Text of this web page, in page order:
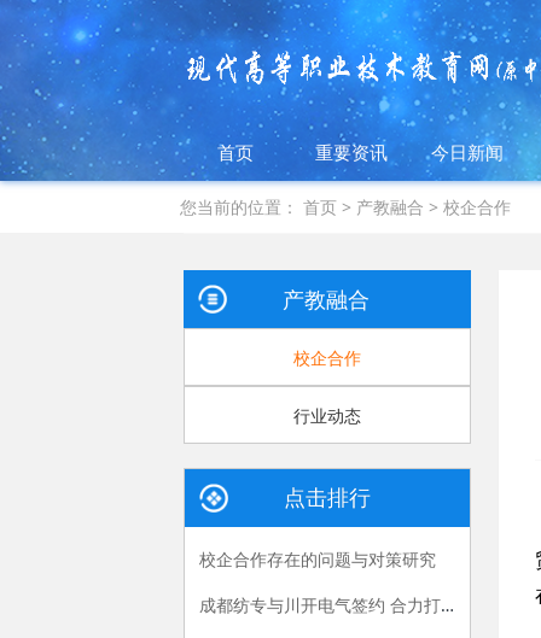
首页 重要资讯 今日新闻
您当前的位置：首页 > 产教融合 >校企合作
产教融合
校企合作
行业动态
点击排行
校企合作存在的问题与对策研究
成都纺专与川开电气签约 合力打造产教融合新范式